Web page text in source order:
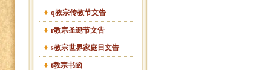
q教宗传教节文告
r教宗圣诞节文告
s教宗世界家庭日文告
t教宗书函